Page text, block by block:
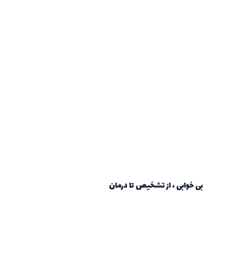
بی خوابی ، از تشخیص تا درمان